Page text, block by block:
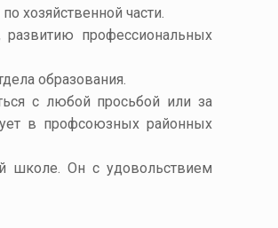
хозяйственной части.
профессиональных
образования.
с любой просьбой или за
в профсоюзных районных
школе. Он с удовольствием